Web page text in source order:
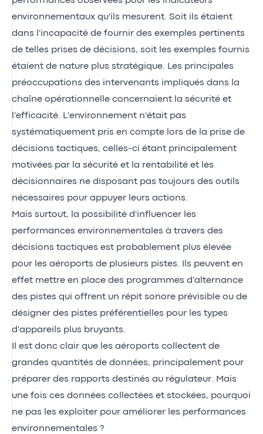
environnementaux qu'ils mesurent. Soit ils étaient
dans l'incapacité de fournir des exemples pertinents
de telles prises de décisions, soit les exemples fournis
étaient de nature plus stratégique. Les principales
préoccupations des intervenants impliqués dans la
chaîne opérationnelle concernaient la sécurité et
l'efficacité. L'environnement n'était pas
systématiquement pris en compte lors de la prise de
décisions tactiques, celles-ci étant principalement
motivées par la sécurité et la rentabilité et les
décisionnaires ne disposant pas toujours des outils
nécessaires pour appuyer leurs actions.
Mais surtout, la possibilité d'influencer les
performances environnementales à travers des
décisions tactiques est probablement plus élevée
pour les aéroports de plusieurs pistes. Ils peuvent en
effet mettre en place des programmes d'alternance
des pistes qui offrent un répit sonore prévisible ou de
désigner des pistes préférentielles pour les types
d'appareils plus bruyants.
Il est donc clair que les aéroports collectent de
grandes quantités de données, principalement pour
préparer des rapports destinés au régulateur. Mais
une fois ces données collectées et stockées, pourquoi
ne pas les exploiter pour améliorer les performances
environnementales ?